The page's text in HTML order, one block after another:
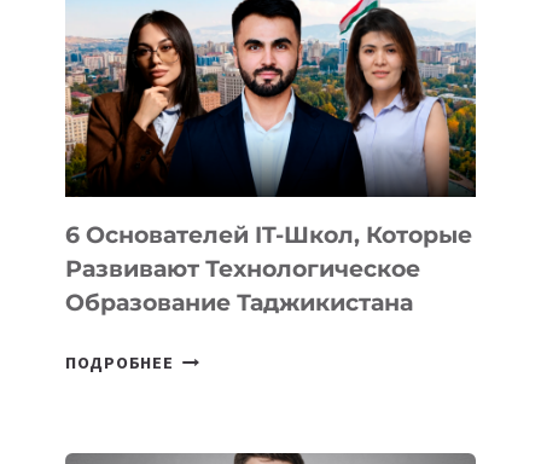
ВИДА
НОВОГО
УСТРОЙСТВА
ОТ
OPENAI
6 Основателей IT-Школ, Которые
Развивают Технологическое
Образование Таджикистана
ПОДРОБНЕЕ